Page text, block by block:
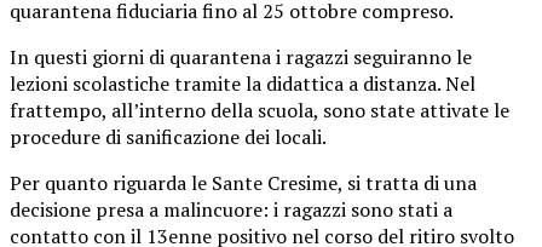
quarantena fiduciaria fino al 25 ottobre compreso.
In questi giorni di quarantena i ragazzi seguiranno le
lezioni scolastiche tramite la didattica a distanza. Nel
frattempo, all’interno della scuola, sono state attivate le
procedure di sanificazione dei locali.
Per quanto riguarda le Sante Cresime, si tratta di una
decisione presa a malincuore: i ragazzi sono stati a
contatto con il 13enne positivo nel corso del ritiro svolto